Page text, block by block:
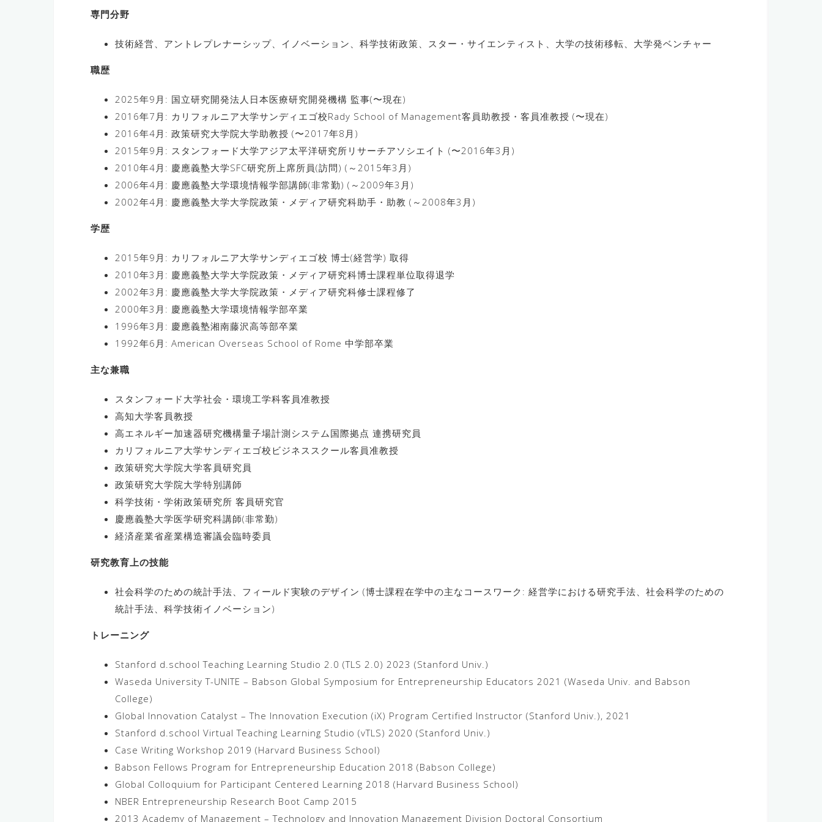
専門分野
技術経営、アントレプレナーシップ、イノベーション、科学技術政策、スター・サイエンティスト、大学の技術移転、大学発ベンチャー
職歴
2025年9月: 国立研究開発法人日本医療研究開発機構 監事(〜現在)
2016年7月: カリフォルニア大学サンディエゴ校Rady School of Management客員助教授・客員准教授 (〜現在)
2016年4月: 政策研究大学院大学助教授 (〜2017年8月)
2015年9月: スタンフォード大学アジア太平洋研究所リサーチアソシエイト (〜2016年3月)
2010年4月: 慶應義塾大学SFC研究所上席所員(訪問) (～2015年3月)
2006年4月: 慶應義塾大学環境情報学部講師(非常勤) (～2009年3月)
2002年4月: 慶應義塾大学大学院政策・メディア研究科助手・助教 (～2008年3月)
学歴
2015年9月: カリフォルニア大学サンディエゴ校 博士(経営学) 取得
2010年3月: 慶應義塾大学大学院政策・メディア研究科博士課程単位取得退学
2002年3月: 慶應義塾大学大学院政策・メディア研究科修士課程修了
2000年3月: 慶應義塾大学環境情報学部卒業
1996年3月: 慶應義塾湘南藤沢高等部卒業
1992年6月: American Overseas School of Rome 中学部卒業
主な兼職
スタンフォード大学社会・環境工学科客員准教授
高知大学客員教授
高エネルギー加速器研究機構量子場計測システム国際拠点 連携研究員
カリフォルニア大学サンディエゴ校ビジネススクール客員准教授
政策研究大学院大学客員研究員
政策研究大学院大学特別講師
科学技術・学術政策研究所 客員研究官
慶應義塾大学医学研究科講師(非常勤)
経済産業省産業構造審議会臨時委員
研究教育上の技能
社会科学のための統計手法、フィールド実験のデザイン (博士課程在学中の主なコースワーク: 経営学における研究手法、社会科学のための
統計手法、科学技術イノベーション)
トレーニング
Stanford d.school Teaching Learning Studio 2.0 (TLS 2.0) 2023 (Stanford Univ.)
Waseda University T-UNITE – Babson Global Symposium for Entrepreneurship Educators 2021 (Waseda Univ. and Babson
College)
Global Innovation Catalyst – The Innovation Execution (iX) Program Certified Instructor (Stanford Univ.), 2021
Stanford d.school Virtual Teaching Learning Studio (vTLS) 2020 (Stanford Univ.)
Case Writing Workshop 2019 (Harvard Business School)
Babson Fellows Program for Entrepreneurship Education 2018 (Babson College)
Global Colloquium for Participant Centered Learning 2018 (Harvard Business School)
NBER Entrepreneurship Research Boot Camp 2015
2013 Academy of Management – Technology and Innovation Management Division Doctoral Consortium